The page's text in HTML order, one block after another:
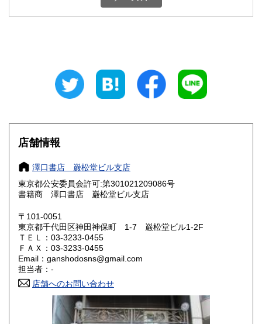
180円 三重県
大阪府
奈良県 180円
鳥取県 180円 島根県
岡山県
山口県 180円
香川県 180円
高知県 180円
180円 長崎県
店舗情報
澤口書店 巌松堂ビル支店
東京都公安委員会許可:第301021209086号
書籍商 澤口書店 巌松堂ビル支店
〒101-0051
東京都千代田区神田神保町 1-7 巌松堂ビル1-2F
ＴＥＬ：03-3233-0455
ＦＡＸ：03-3233-0455
Email：ganshodosns@gmail.com
担当者：-
店舗へのお問い合わせ